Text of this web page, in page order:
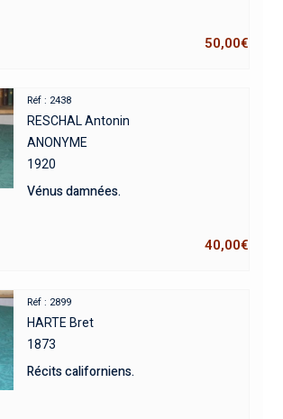
50,00€
Réf : 2438
RESCHAL Antonin
ANONYME
1920
Vénus damnées.
40,00€
Réf : 2899
HARTE Bret
1873
Récits californiens.